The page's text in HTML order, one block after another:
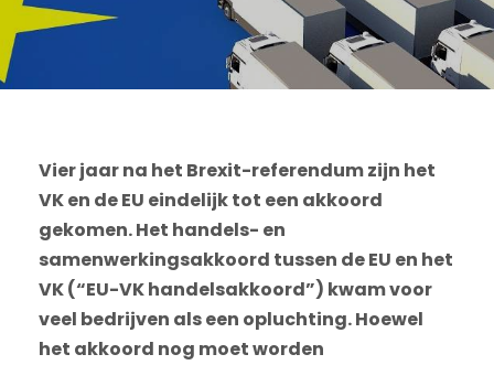
Vier jaar na het Brexit-referendum zijn het
VK en de EU eindelijk tot een akkoord
gekomen. Het handels- en
samenwerkingsakkoord tussen de EU en het
VK (“EU-VK handelsakkoord”) kwam voor
veel bedrijven als een opluchting. Hoewel
het akkoord nog moet worden